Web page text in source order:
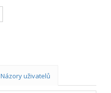
Názory uživatelů